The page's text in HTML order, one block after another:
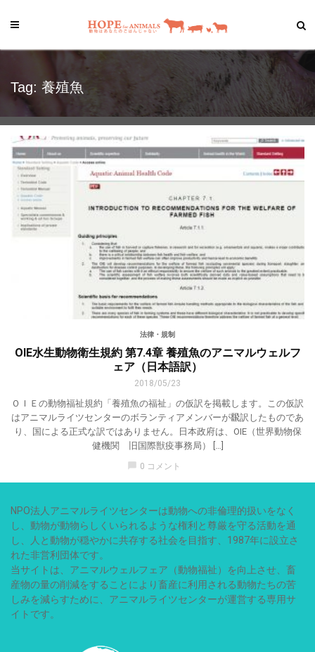
Tag: 養殖魚
法律・規制
OIE水生動物衛生規約 第7.4章 養殖魚のアニマルウェルフ
ェア（日本語訳）
2018/05/23
ＯＩＥの動物福祉規約「養殖魚の福祉」の仮訳を掲載します。この仮訳
はアニマルライツセンターのボランティアメンバーが飜訳したものであ
り、国による正式な訳ではありません。日本政府は、OIE（世界動物保
健機関 旧国際獣疫事務局） […]
chat_bubble 0 コメント
NPO法人アニマルライツセンターは動物への非倫理的扱いをなく
し、動物が動物らしくいられるような権利と尊厳を守る活動を通
し、人と動物が穏やかに共存する社会を目指す、1987年に設立さ
れた非営利団体です。
当サイトは、アニマルウェルフェア（動物福祉）を向上させ、畜
産物の量の削減をすることにより畜産に利用される動物たちの苦
しみを減らすために、アニマルライツセンターが運営する専用サ
イトです。